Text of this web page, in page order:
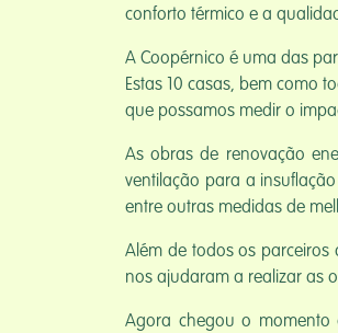
conforto térmico e a
A Coopérnico é uma das
Estas 10 casas, bem como
que possamos medir o
As obras de renovação
ventilação para a
entre outras medidas de
Além de todos os parceiros
nos ajudaram a realizar as
Agora chegou o momento